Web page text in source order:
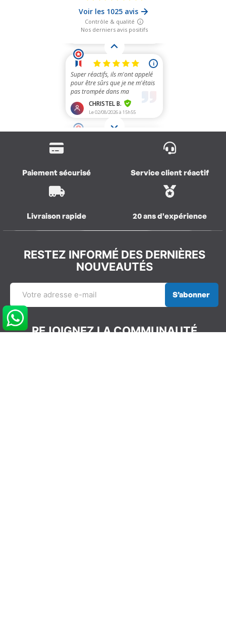
Paiement sécurisé Service client réactif
Livraison rapide 20 ans d'expérience
RESTEZ INFORMÉ DES DERNIÈRES
NOUVEAUTÉS
S’abonner
REJOIGNEZ LA COMMUNAUTÉ